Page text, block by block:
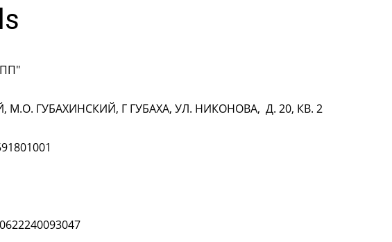
М.О. ГУБАХИНСКИЙ, Г ГУБАХА, УЛ. НИКОНОВА, Д. 20, КВ. 2